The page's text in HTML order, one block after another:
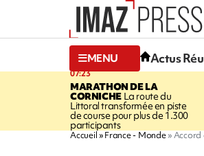
MENU Actus
07:23
MARATHON DE LA
CORNICHELa route du
Littoral transformée en piste
de course pour plus de 1.300
participants
Accueil France - Monde Accord